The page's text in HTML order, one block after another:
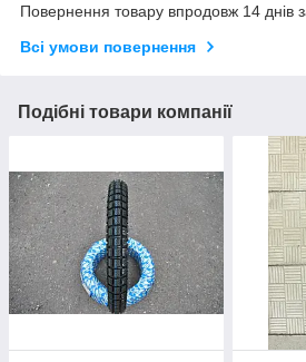
Повернення товару впродовж 14 днів
Всі умови повернення
Подібні товари компанії